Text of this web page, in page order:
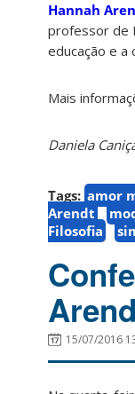
Hannah
professor de
educação e a
Mais
Daniela
Tags: amor
Arendt
Filosofia
15/07/2016